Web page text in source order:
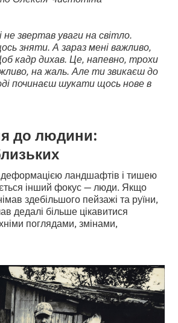
не звертав уваги на світло.
зняти. А зараз мені важливо,
кадр дихав. Це, напевно, трохи
на жаль. Але ти звикаєш до
починаєш шукати щось нове в
до людини:
деформацією ландшафтів і тишею
інший фокус — люди. Якщо
здебільшого пейзажі та руїни,
дедалі більше цікавитися
поглядами, змінами,